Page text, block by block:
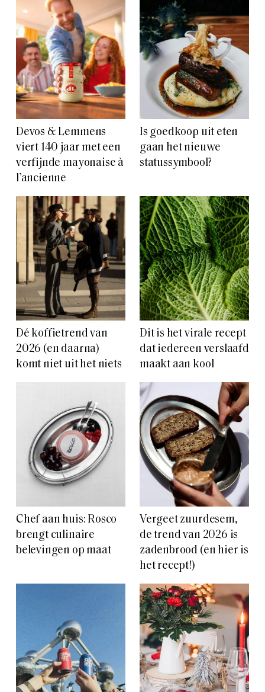
Devos & Lemmens
viert 140 jaar met een
verfijnde mayonaise à
l’ancienne
Is goedkoop uit eten
gaan het nieuwe
statussymbool?
Dé koffietrend van
2026 (en daarna)
komt niet uit het niets
Dit is het virale recept
dat iedereen verslaafd
maakt aan kool
Chef aan huis: Rosco
brengt culinaire
belevingen op maat
Vergeet zuurdesem,
de trend van 2026 is
zadenbrood (en hier is
het recept!)